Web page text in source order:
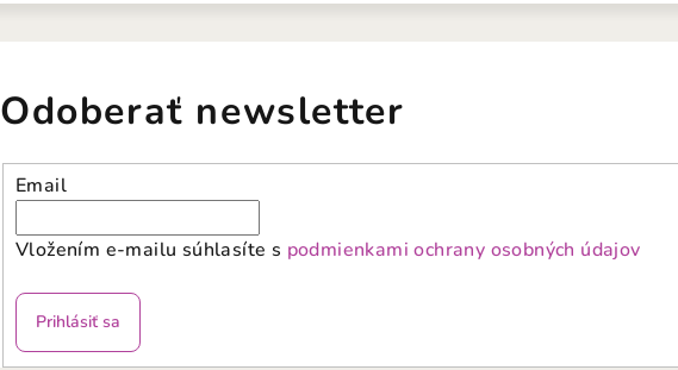
Odoberať newsletter
Email
Vložením e-mailu súhlasíte s podmienkami ochrany osobných údajov
Prihlásiť sa